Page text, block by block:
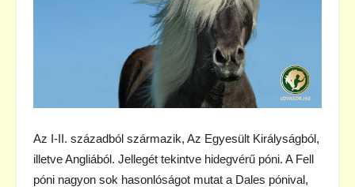
Az I-II. századból származik, Az Egyesült Királyságból,
illetve Angliából. Jellegét tekintve hidegvérű póni. A Fell
póni nagyon sok hasonlóságot mutat a Dales pónival,